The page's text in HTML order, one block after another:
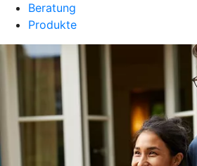
Beratung
Produkte